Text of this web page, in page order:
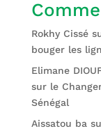
Rokhy Cissé
bouger les
Elimane
sur le
Sénégal
Aissatou ba